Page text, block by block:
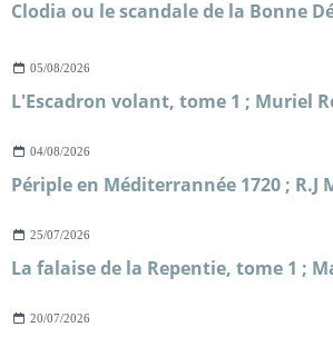
05/08/2026
L'Escadron volant, tome 1 ; Muriel
04/08/2026
Périple en Méditerrannée 1720 ; R.J
25/07/2026
20/07/2026